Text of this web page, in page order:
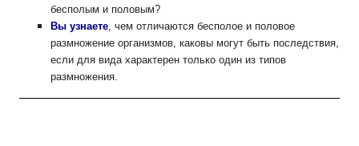
бесполым и половым?
Вы узнаете, чем отличаются бесполое и половое
размножение организмов, каковы могут быть последствия,
если для вида характерен только один из типов
размножения.